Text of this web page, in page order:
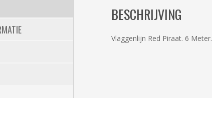
BESCHRIJVING
Vlaggenlijn Red Piraat. 6 Meter.